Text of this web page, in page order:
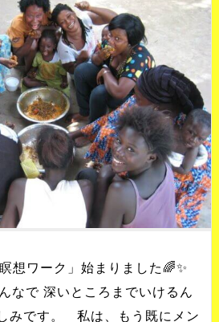
想ワーク」始まりました🌈✨
なで 深いところまでいけるん
みです。 私は、もう既にメン